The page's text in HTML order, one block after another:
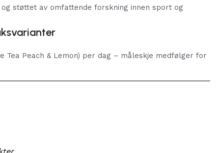
støttet av omfattende forskning innen sport og
Tea Peach & Lemon) per dag – måleskje medfølger for